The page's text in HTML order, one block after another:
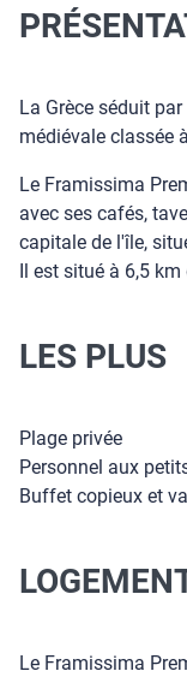
La Grèce séduit
médiévale classée
Le Framissima
avec ses cafés,
capitale de l'île,
Il est situé à 6,5
LES PLUS
Plage privée
Personnel aux
Buffet copieux et
Le Framissima